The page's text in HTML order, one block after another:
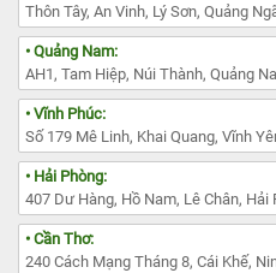
Thôn Tây, An Vinh, Lý Sơn, Quảng
• Quảng Nam:
AH1, Tam Hiệp, Núi Thành, Quảng
• Vĩnh Phúc:
Số 179 Mê Linh, Khai Quang, Vĩnh
• Hải Phòng:
407 Dư Hàng, Hồ Nam, Lê Chân, Hải
• Cần Thơ:
240 Cách Mạng Tháng 8, Cái Khế,